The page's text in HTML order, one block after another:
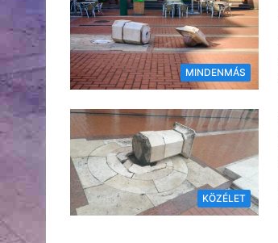
MINDENMÁS
KÖZÉLET